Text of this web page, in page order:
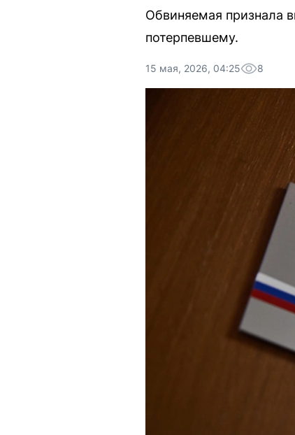
Обвиняемая признала
потерпевшему.
15 мая, 2026, 04:25 8